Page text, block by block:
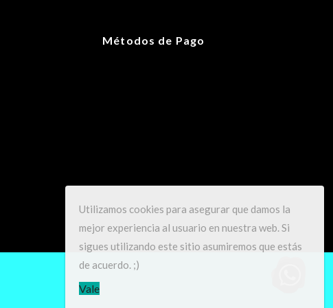
Métodos de Pago
Utilizamos cookies para asegurar que damos la
mejor experiencia al usuario en nuestra web. Si
sigues utilizando este sitio asumiremos que estás
de acuerdo. ;)
Vale